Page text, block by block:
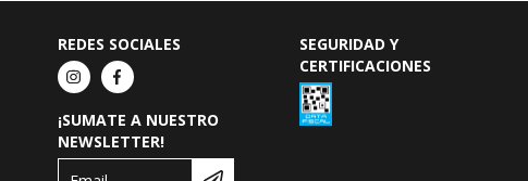
REDES SOCIALES
¡SUMATE A NUESTRO
NEWSLETTER!
SEGURIDAD Y
CERTIFICACIONES